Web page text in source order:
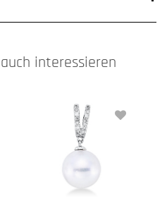
interessieren